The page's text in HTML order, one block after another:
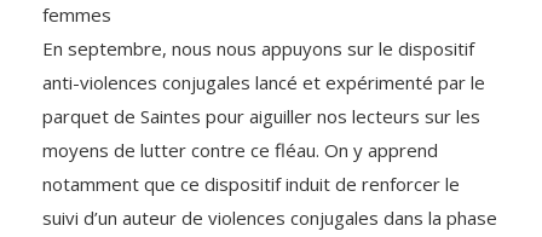
femmes
En septembre, nous nous appuyons sur le dispositif
anti-violences conjugales lancé et expérimenté par le
parquet de Saintes pour aiguiller nos lecteurs sur les
moyens de lutter contre ce fléau. On y apprend
notamment que ce dispositif induit de renforcer le
suivi d’un auteur de violences conjugales dans la phase